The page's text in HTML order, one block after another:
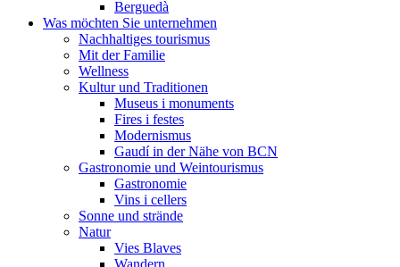
Berguedà
Was möchten Sie unternehmen
Nachhaltiges tourismus
Mit der Familie
Wellness
Kultur und Traditionen
Museus i monuments
Fires i festes
Modernismus
Gaudí in der Nähe von BCN
Gastronomie und Weintourismus
Gastronomie
Vins i cellers
Sonne und strände
Natur
Vies Blaves
Wandern